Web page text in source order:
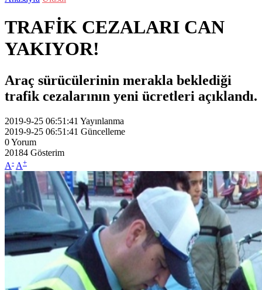
TRAFİK CEZALARI CAN
YAKIYOR!
Araç sürücülerinin merakla beklediği
trafik cezalarının yeni ücretleri açıklandı.
2019-9-25 06:51:41 Yayınlanma
2019-9-25 06:51:41 Güncelleme
0Yorum
20184 Gösterim
A- A+